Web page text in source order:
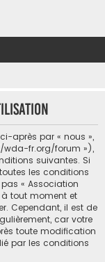
après par « nous »,
wda-fr.org/forum »),
suivantes. Si
les conditions
« Association
à tout moment et
Cependant, il est de
car votre
toute modification
par les conditions